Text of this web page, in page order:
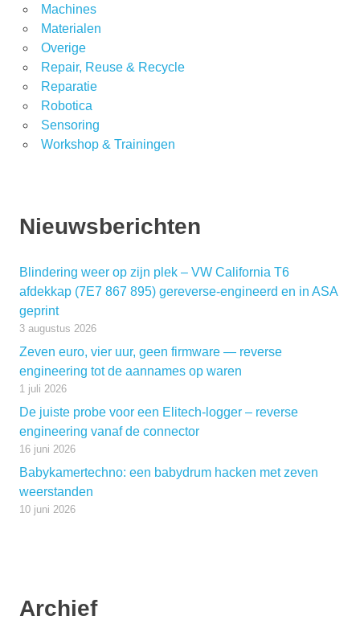
Machines
Materialen
Overige
Repair, Reuse & Recycle
Reparatie
Robotica
Sensoring
Workshop & Trainingen
Nieuwsberichten
Blindering weer op zijn plek – VW California T6
afdekkap (7E7 867 895) gereverse-engineerd en in ASA
geprint
3 augustus 2026
Zeven euro, vier uur, geen firmware — reverse
engineering tot de aannames op waren
1 juli 2026
De juiste probe voor een Elitech-logger – reverse
engineering vanaf de connector
16 juni 2026
Babykamertechno: een babydrum hacken met zeven
weerstanden
10 juni 2026
Archief